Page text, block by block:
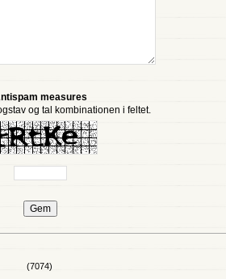
measures
og tal kombinationen i feltet.
(7074)